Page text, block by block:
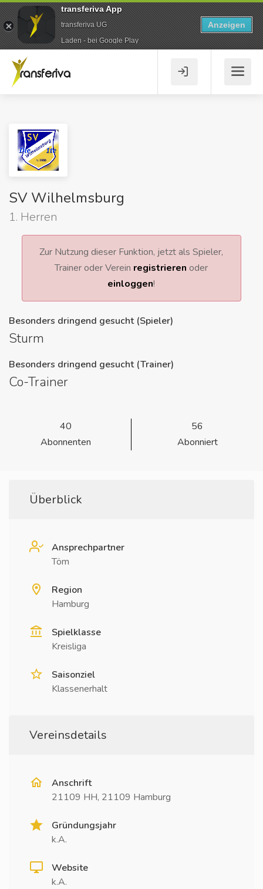
SV Wilhelmsburg
1. Herren
Zur Nutzung dieser Funktion, jetzt als Spieler,
Trainer oder Verein registrieren oder
einloggen!
Besonders dringend gesucht (Spieler)
Sturm
Besonders dringend gesucht (Trainer)
Co-Trainer
40
Abonnenten
56
Abonniert
Überblick
Ansprechpartner
Töm
Region
Hamburg
Spielklasse
Kreisliga
Saisonziel
Klassenerhalt
Vereinsdetails
Anschrift
21109 HH, 21109 Hamburg
Gründungsjahr
k.A.
Website
k.A.
transferiva App
transferiva UG
Laden - bei Google Play
Anzeigen